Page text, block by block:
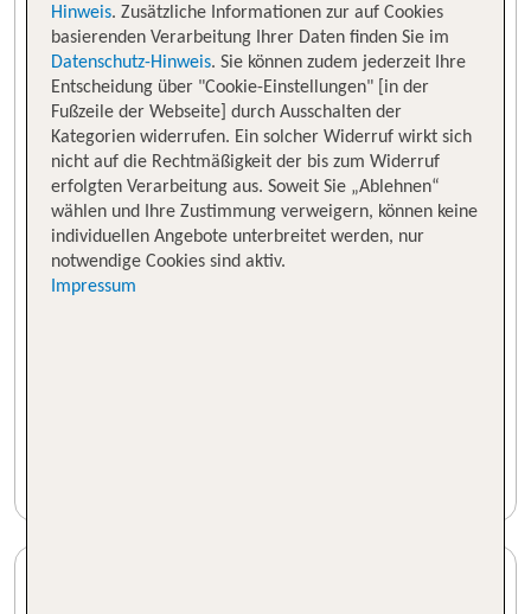
Hinweis. Zusätzliche Informationen zur auf Cookies
basierenden Verarbeitung Ihrer Daten finden Sie im
Datenschutz-Hinweis. Sie können zudem jederzeit Ihre
Entscheidung über "Cookie-Einstellungen" [in der
Fußzeile der Webseite] durch Ausschalten der
Kategorien widerrufen. Ein solcher Widerruf wirkt sich
nicht auf die Rechtmäßigkeit der bis zum Widerruf
erfolgten Verarbeitung aus. Soweit Sie „Ablehnen“
wählen und Ihre Zustimmung verweigern, können keine
individuellen Angebote unterbreitet werden, nur
notwendige Cookies sind aktiv.
Impressum